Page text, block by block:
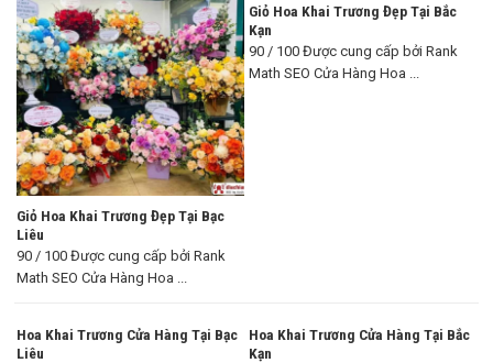
Giỏ Hoa Khai Trương Đẹp Tại Bạc
Liêu
90 / 100 Được cung cấp bởi Rank
Math SEO Cửa Hàng Hoa ...
Giỏ Hoa Khai Trương Đẹp Tại Bắc
Kạn
90 / 100 Được cung cấp bởi Rank
Math SEO Cửa Hàng Hoa ...
Hoa Khai Trương Cửa Hàng Tại Bạc
Liêu
Hoa Khai Trương Cửa Hàng Tại Bắc
Kạn